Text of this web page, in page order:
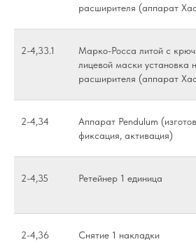
расширителя (аппарат
2-4,33.1
Марко-Росса литой с
лицевой маски установка
расширителя (аппарат
2-4,34
Аппарат Pendulum
фиксация, активация)
2-4,35 Ретейнер 1 единица
2-4,36 Снятие 1 накладки